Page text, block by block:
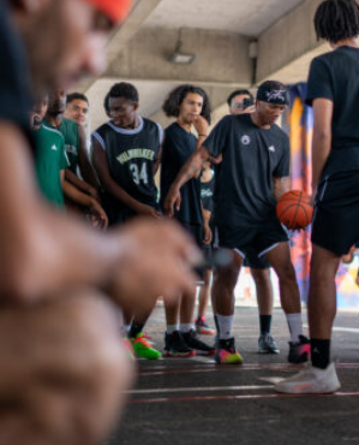
Antoine GARCIA